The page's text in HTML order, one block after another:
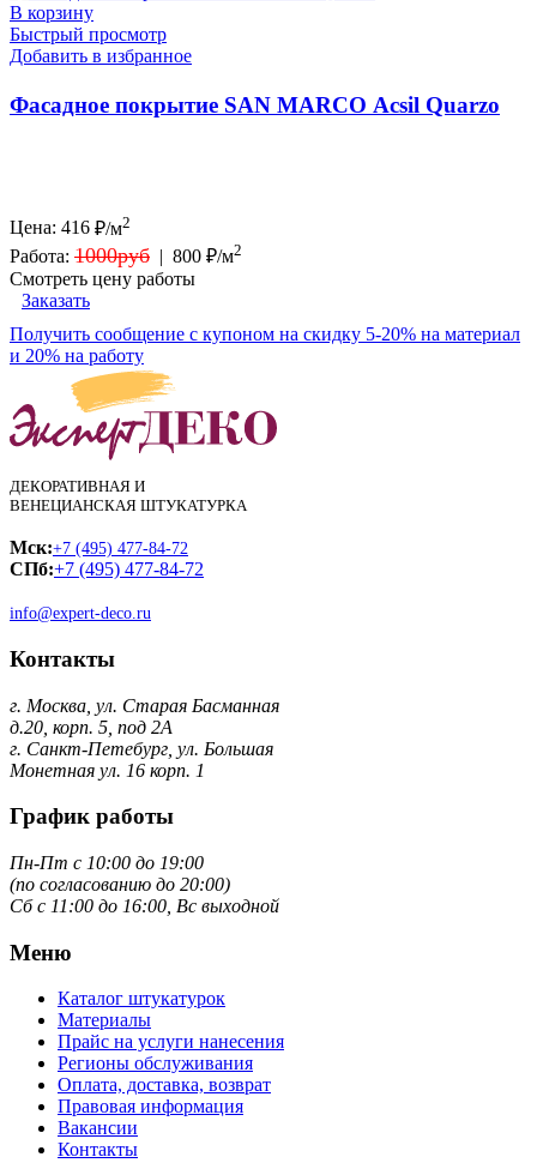
В корзину
Быстрый просмотр
Добавить в избранное
Фасадное покрытие SAN MARCO Acsil Quarzo
Цена: 416 ₽/м2
Работа: 1000руб | 800 ₽/м2
Смотреть цену работы
Заказать
Получить сообщение с купоном на скидку 5-20% на материал
и 20% на работу
ДЕКОРАТИВНАЯ И
ВЕНЕЦИАНСКАЯ ШТУКАТУРКА
Мск:+7 (495) 477-84-72
СПб:+7 (495) 477-84-72
info@expert-deco.ru
Контакты
г. Москва, ул. Старая Басманная
д.20, корп. 5, под 2А
г. Санкт-Петебург, ул. Большая
Монетная ул. 16 корп. 1
График работы
Пн-Пт с 10:00 до 19:00
(по согласованию до 20:00)
Сб с 11:00 до 16:00, Вс выходной
Меню
Каталог штукатурок
Материалы
Прайс на услуги нанесения
Регионы обслуживания
Оплата, доставка, возврат
Правовая информация
Вакансии
Контакты